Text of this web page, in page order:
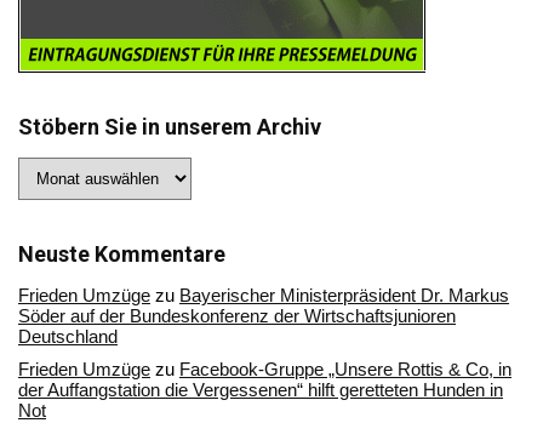
Stöbern Sie in unserem Archiv
Sie
Archiv
Neuste Kommentare
Frieden Umzüge zu Bayerischer Ministerpräsident Dr. Markus
Söder auf der Bundeskonferenz der Wirtschaftsjunioren
Deutschland
Frieden Umzüge zu Facebook-Gruppe „Unsere Rottis & Co, in
der Auffangstation die Vergessenen“ hilft geretteten Hunden in
Not